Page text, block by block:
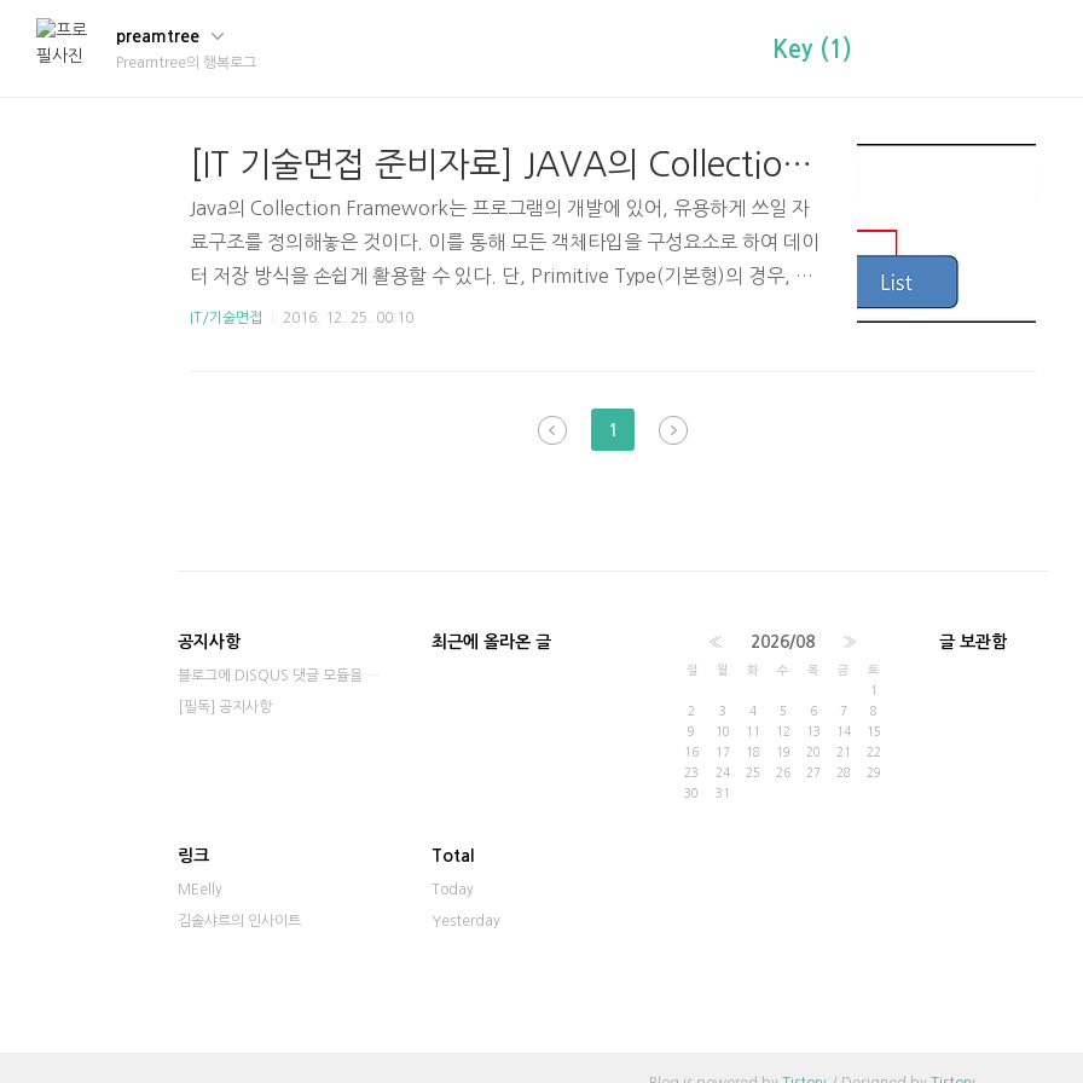
preamtree
Preamtree의 행복로그
Key (1)
[IT 기술면접 준비자료] JAVA의 Collection framework
Java의 Collection Framework는 프로그램의 개발에 있어, 유용하게 쓰일 자
료구조를 정의해놓은 것이다. 이를 통해 모든 객체타입을 구성요소로 하여 데이
터 저장 방식을 손쉽게 활용할 수 있다. 단, Primitive Type(기본형)의 경우, 구
성요소가 될 수 없음에 유의하자.※ 참고: [IT 기술면접 준비자료] JAVA의 Wra
은 '미리 정의된 클래스'이다. 그리고 이들을 계층화 (묶어주는)해주는 인터페
이스가 존재한다. ▶ 컬렉션 프레임워크의 인터페이스 구조 위 그림은 컬렉션
IT/기술면접 2016. 12. 25. 00:10
1
공지사항
블로그에 DISQUS 댓글 모듈을 적용했습니다⋯
[필독] 공지사항
최근에 올라온 글 « 2026/08 »
일 월 화 수 목 금 토
1
2
3 4 5 6 7
8
9
10 11 12 13 14
15
16
17 18 19 20 21
22
23
24 25 26 27 28
29
30
31
글 보관함
링크
MEelly
김솔샤르의 인사이트
Total
Today
Yesterday